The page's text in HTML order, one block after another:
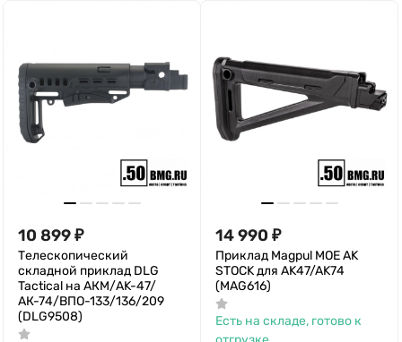
10 899₽
Телескопический
складной приклад DLG
Tactical на АКМ/AK-47/
АК-74/ВПО-133/136/209
(DLG9508)
14 990 ₽
Приклад Magpul MOE AK
STOCK для AK47/AK74
(MAG616)
Есть на складе, готово к